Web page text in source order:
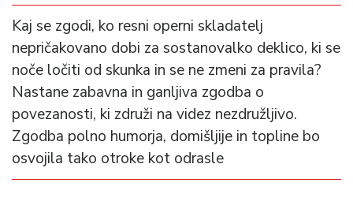
Kaj se zgodi, ko resni operni skladatelj
nepričakovano dobi za sostanovalko deklico, ki se
noče ločiti od skunka in se ne zmeni za pravila?
Nastane zabavna in ganljiva zgodba o
povezanosti, ki združi na videz nezdružljivo.
Zgodba polno humorja, domišljije in topline bo
osvojila tako otroke kot odrasle